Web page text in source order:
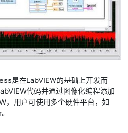
是在LabVIEW的基础上开发而
代码并通过图像化编程添加
，用户可使用多个硬件平台，如